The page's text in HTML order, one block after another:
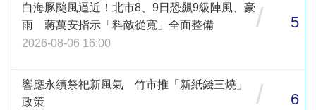
白海豚颱風逼近！北市8、9日恐飆9級陣風、豪
雨 蔣萬安指示「料敵從寬」全面整備
2026-08-06 16:00
/ 5
響應永續祭祀新風氣 竹市推「新紙錢三燒」
政策
/ 6